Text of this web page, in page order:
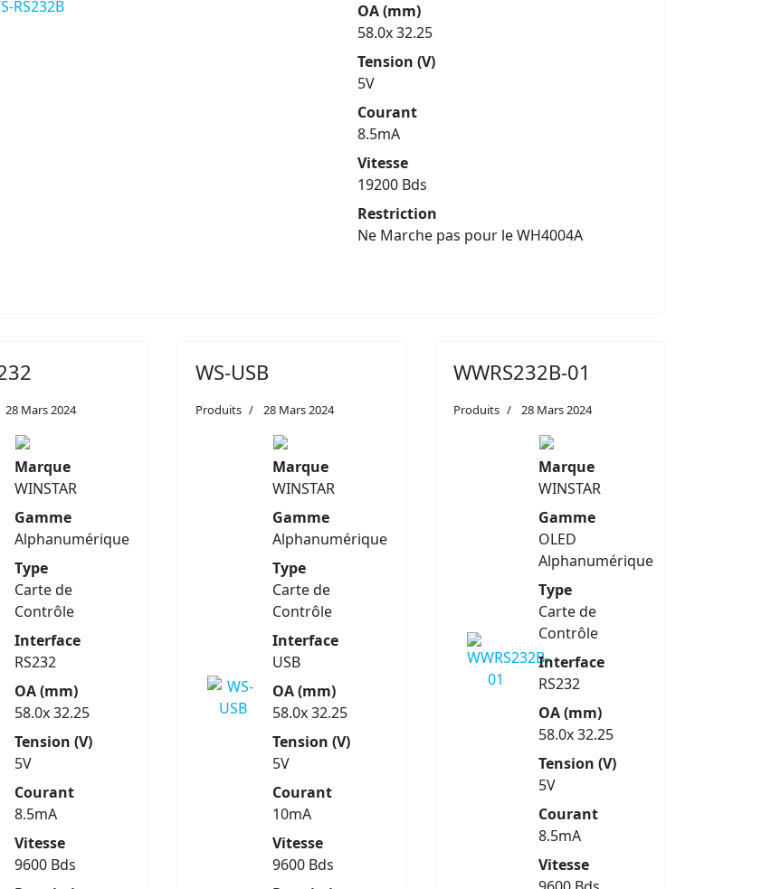
OA (mm)
58.0x 32.25
Tension (V)
5V
Courant
8.5mA
Vitesse
19200 Bds
Restriction
Ne Marche pas pour le WH4004A
28 Mars 2024
Marque
WINSTAR
Gamme
Alphanumérique
Type
Carte de
Contrôle
Interface
RS232
OA (mm)
58.0x 32.25
Tension (V)
5V
Courant
8.5mA
Vitesse
9600 Bds
WS-USB
Produits 28 Mars 2024
Marque
WINSTAR
Gamme
Alphanumérique
Type
Carte de
Contrôle
Interface
USB
OA (mm)
58.0x 32.25
Tension (V)
5V
Courant
10mA
Vitesse
9600 Bds
WWRS232B-01
Produits 28 Mars 2024
Marque
WINSTAR
Gamme
OLED
Alphanumérique
Type
Carte de
Contrôle
Interface
RS232
OA (mm)
58.0x 32.25
Tension (V)
5V
Courant
8.5mA
Vitesse